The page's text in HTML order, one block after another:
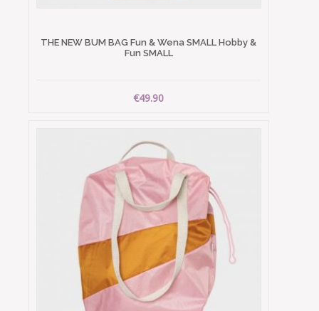
THE NEW BUM BAG Fun & Wena SMALL Hobby &
Fun SMALL
€49.90